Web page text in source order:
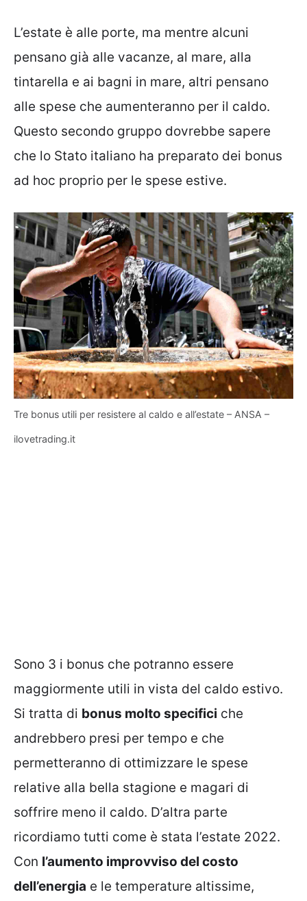
L’estate è alle porte, ma mentre alcuni
pensano già alle vacanze, al mare, alla
tintarella e ai bagni in mare, altri pensano
alle spese che aumenteranno per il caldo.
Questo secondo gruppo dovrebbe sapere
che lo Stato italiano ha preparato dei bonus
ad hoc proprio per le spese estive.
Tre bonus utili per resistere al caldo e all’estate – ANSA –
ilovetrading.it
Sono 3 i bonus che potranno essere
maggiormente utili in vista del caldo estivo.
Si tratta di bonus molto specifici che
andrebbero presi per tempo e che
permetteranno di ottimizzare le spese
relative alla bella stagione e magari di
soffrire meno il caldo. D’altra parte
ricordiamo tutti come è stata l’estate 2022.
Con l’aumento improvviso del costo
dell’energia e le temperature altissime,